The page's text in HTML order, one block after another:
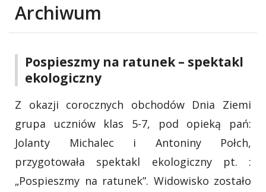
Archiwum
Pospieszmy na ratunek – spektakl
ekologiczny
Z okazji corocznych obchodów Dnia Ziemi
grupa uczniów klas 5-7, pod opieką pań:
Jolanty Michalec i Antoniny Połch,
przygotowała spektakl ekologiczny pt. :
„Pospieszmy na ratunek”. Widowisko zostało